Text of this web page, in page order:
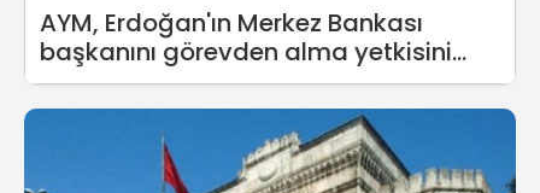
AYM, Erdoğan'ın Merkez Bankası
başkanını görevden alma yetkisini
iptal etti